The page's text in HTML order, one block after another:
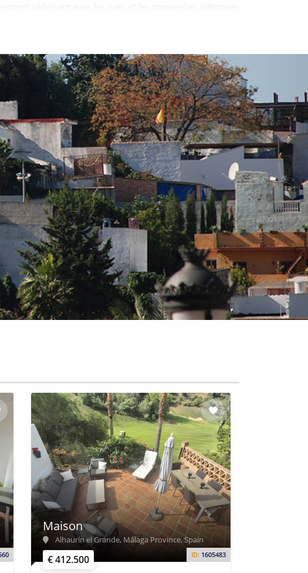
séduisant avec les rues et les passerelles piétonnes
beaux et attrayants.
€ 412.500 ID: 1605483
Maison
Alhaurín el Grande, Málaga Province, Spain